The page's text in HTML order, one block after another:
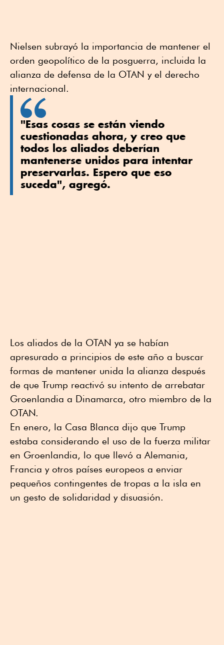
Nielsen subrayó la importancia de mantener el
orden geopolítico de la posguerra, incluida la
alianza de defensa de la OTAN y el derecho
internacional.
"Esas cosas se están viendo ​
cuestionadas ahora, y creo que
todos los aliados deberían
mantenerse unidos para intentar
preservarlas. Espero que eso
suceda", agregó.
Los ⁠aliados de la OTAN ya se ⁠habían
apresurado a principios de ⁠este año a buscar
formas de mantener unida la alianza después
de que ⁠Trump reactivó su intento de arrebatar
Groenlandia a Dinamarca, otro miembro de la
OTAN.
En enero, la Casa Blanca dijo que Trump
estaba considerando el uso de la fuerza militar
en Groenlandia, lo que llevó a Alemania,
Francia y otros países europeos a enviar
pequeños contingentes de tropas a la isla en
un gesto de solidaridad ⁠y disuasión.